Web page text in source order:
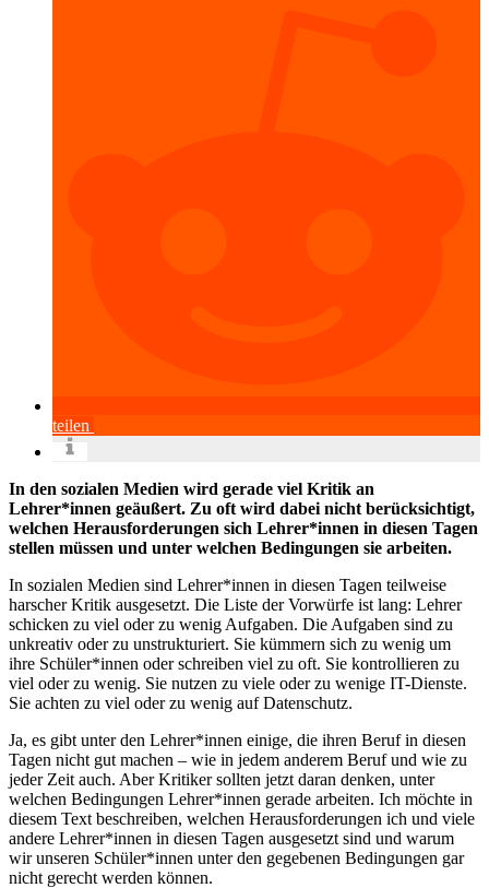
teilen
In den sozialen Medien wird gerade viel Kritik an
Lehrer*innen geäußert. Zu oft wird dabei nicht berücksichtigt,
welchen Herausforderungen sich Lehrer*innen in diesen Tagen
stellen müssen und unter welchen Bedingungen sie arbeiten.
In sozialen Medien sind Lehrer*innen in diesen Tagen teilweise
harscher Kritik ausgesetzt. Die Liste der Vorwürfe ist lang: Lehrer
schicken zu viel oder zu wenig Aufgaben. Die Aufgaben sind zu
unkreativ oder zu unstrukturiert. Sie kümmern sich zu wenig um
ihre Schüler*innen oder schreiben viel zu oft. Sie kontrollieren zu
viel oder zu wenig. Sie nutzen zu viele oder zu wenige IT-Dienste.
Sie achten zu viel oder zu wenig auf Datenschutz.
Ja, es gibt unter den Lehrer*innen einige, die ihren Beruf in diesen
Tagen nicht gut machen – wie in jedem anderem Beruf und wie zu
jeder Zeit auch. Aber Kritiker sollten jetzt daran denken, unter
welchen Bedingungen Lehrer*innen gerade arbeiten. Ich möchte in
diesem Text beschreiben, welchen Herausforderungen ich und viele
andere Lehrer*innen in diesen Tagen ausgesetzt sind und warum
wir unseren Schüler*innen unter den gegebenen Bedingungen gar
nicht gerecht werden können.